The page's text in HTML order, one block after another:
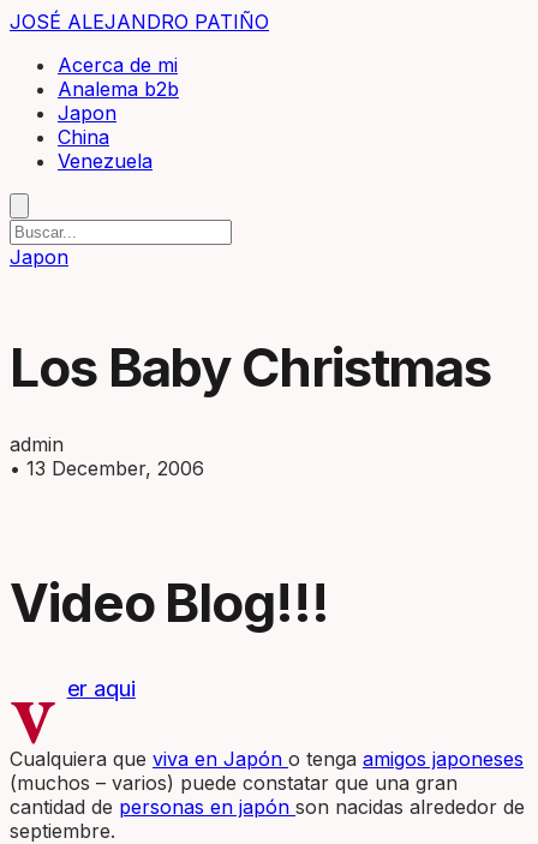
JOSÉ ALEJANDRO PATIÑO
Acerca de mi
Analema b2b
Japon
China
Venezuela
Japon
Los Baby Christmas
admin
• 13 December, 2006
Video Blog!!!
v er aqui
Cualquiera que viva en Japón o tenga amigos japoneses
(muchos – varios) puede constatar que una gran
cantidad de personas en japón son nacidas alrededor de
septiembre.